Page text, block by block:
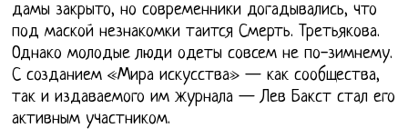
дамы закрыто, но современники догадывались, что
под маской незнакомки таится Смерть. Третьякова.
Однако молодые люди одеты совсем не по-зимнему.
С созданием «Мира искусства» — как сообщества,
так и издаваемого им журнала — Лев Бакст стал его
активным участником.